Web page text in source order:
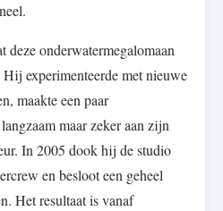
deze onderwatermegalomaan
experimenteerde met nieuwe
maakte een paar
maar zeker aan zijn
In 2005 dook hij de studio
en besloot een geheel
Het resultaat is vanaf